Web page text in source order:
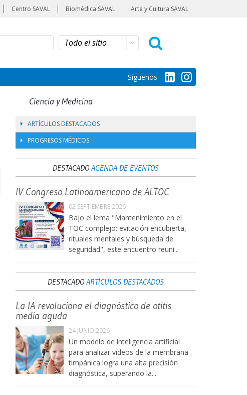
Centro SAVAL Biomédica SAVAL Arte y Cultura SAVAL
Síguenos:
Ciencia y Medicina
ARTÍCULOS DESTACADOS
PROGRESOS MÉDICOS
DESTACADOAGENDA DE EVENTOS
IV Congreso Latinoamericano de ALTOC
02 SEPTIEMBRE 2026
Bajo el lema "Mantenimiento en el
TOC complejo: evitación encubierta,
rituales mentales y búsqueda de
seguridad", este encuentro reuni...
DESTACADOARTÍCULOS DESTACADOS
La IA revoluciona el diagnóstico de otitis
media aguda
24 JUNIO 2026
Un modelo de inteligencia artificial
para analizar vídeos de la membrana
timpánica logra una alta precisión
diagnóstica, superando la...